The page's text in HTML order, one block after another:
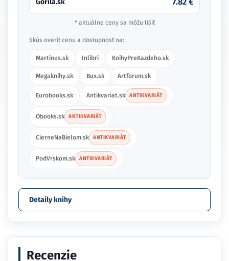
* aktuálne ceny sa môžu líšiť
Skús overiť cenu a dostupnosť na:
Martinus.sk Inlibri KnihyPreKazdeho.sk
Megaknihy.sk Bux.sk Artforum.sk
Eurobooks.sk Antikvariat.sk ANTIKVARIÁT
Obooks.sk ANTIKVARIÁT
CierneNaBielom.sk ANTIKVARIÁT
PodVrskom.sk ANTIKVARIÁT
Detaily knihy
Recenzie